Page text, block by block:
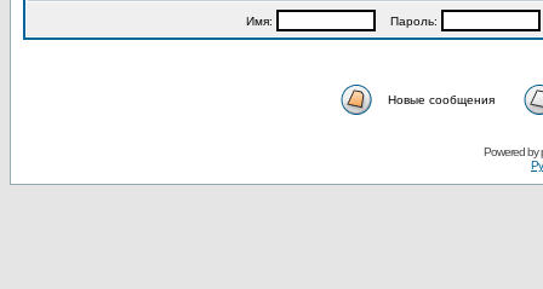
Имя: Пароль:
Новые сообщения
Powered by